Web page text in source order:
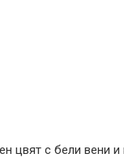
цвят с бели вени